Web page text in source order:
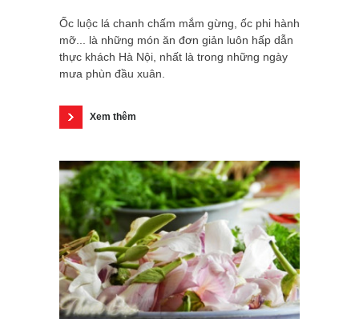
Ốc luộc lá chanh chấm mắm gừng, ốc phi hành
mỡ... là những món ăn đơn giản luôn hấp dẫn
thực khách Hà Nội, nhất là trong những ngày
mưa phùn đầu xuân.
Xem thêm